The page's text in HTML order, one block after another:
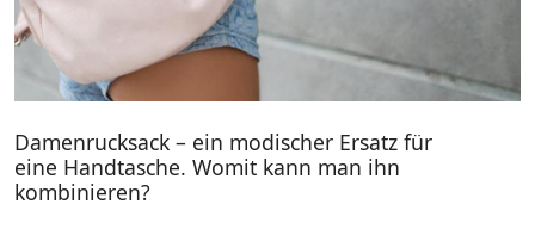
Damenrucksack – ein modischer Ersatz für
eine Handtasche. Womit kann man ihn
kombinieren?